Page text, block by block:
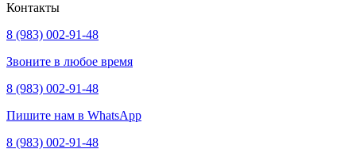
Контакты
8 (983) 002-91-48
Звоните в любое время
8 (983) 002-91-48
Пишите нам в WhatsApp
8 (983) 002-91-48